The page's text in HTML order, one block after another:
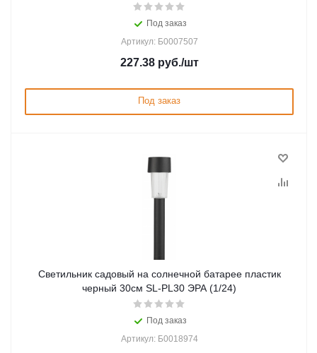
Под заказ
Артикул: Б0007507
227.38руб./шт
Под заказ
Светильник садовый на солнечной батарее пластик
черный 30см SL-PL30 ЭРА (1/24)
Под заказ
Артикул: Б0018974